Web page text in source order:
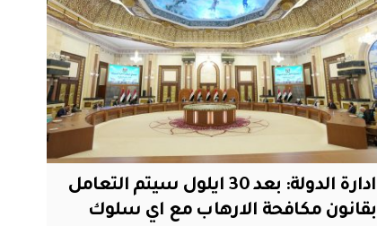
ادارة الدولة: بعد 30 ايلول سيتم التعامل
بقانون مكافحة الارهاب مع اي سلوك